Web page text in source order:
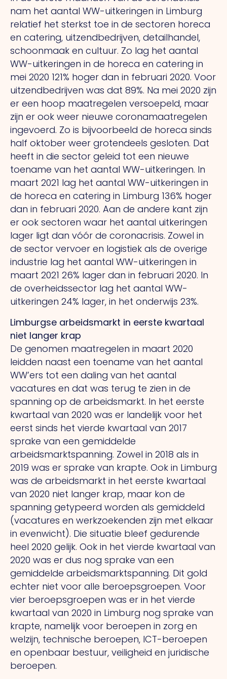
nam het aantal WW-uitkeringen in Limburg
relatief het sterkst toe in de sectoren horeca
en catering, uitzendbedrijven, detailhandel,
schoonmaak en cultuur. Zo lag het aantal
WW-uitkeringen in de horeca en catering in
mei 2020 121% hoger dan in februari 2020. Voor
uitzendbedrijven was dat 89%. Na mei 2020 zijn
er een hoop maatregelen versoepeld, maar
zijn er ook weer nieuwe coronamaatregelen
ingevoerd. Zo is bijvoorbeeld de horeca sinds
half oktober weer grotendeels gesloten. Dat
heeft in die sector geleid tot een nieuwe
toename van het aantal WW-uitkeringen. In
maart 2021 lag het aantal WW-uitkeringen in
de horeca en catering in Limburg 136% hoger
dan in februari 2020. Aan de andere kant zijn
er ook sectoren waar het aantal uitkeringen
lager ligt dan vóór de coronacrisis. Zowel in
de sector vervoer en logistiek als de overige
industrie lag het aantal WW-uitkeringen in
maart 2021 26% lager dan in februari 2020. In
de overheidssector lag het aantal WW-
uitkeringen 24% lager, in het onderwijs 23%.
Limburgse arbeidsmarkt in eerste kwartaal
niet langer krap
De genomen maatregelen in maart 2020
leidden naast een toename van het aantal
WW’ers tot een daling van het aantal
vacatures en dat was terug te zien in de
spanning op de arbeidsmarkt. In het eerste
kwartaal van 2020 was er landelijk voor het
eerst sinds het vierde kwartaal van 2017
sprake van een gemiddelde
arbeidsmarktspanning. Zowel in 2018 als in
2019 was er sprake van krapte. Ook in Limburg
was de arbeidsmarkt in het eerste kwartaal
van 2020 niet langer krap, maar kon de
spanning getypeerd worden als gemiddeld
(vacatures en werkzoekenden zijn met elkaar
in evenwicht). Die situatie bleef gedurende
heel 2020 gelijk. Ook in het vierde kwartaal van
2020 was er dus nog sprake van een
gemiddelde arbeidsmarktspanning. Dit gold
echter niet voor alle beroepsgroepen. Voor
vier beroepsgroepen was er in het vierde
kwartaal van 2020 in Limburg nog sprake van
krapte, namelijk voor beroepen in zorg en
welzijn, technische beroepen, ICT-beroepen
en openbaar bestuur, veiligheid en juridische
beroepen.